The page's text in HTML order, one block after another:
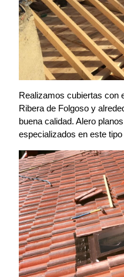
Realizamos cubiertas con
Ribera de Folgoso y
buena calidad. Alero
especializados en este